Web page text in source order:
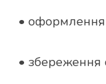
• оформлення
• збереження